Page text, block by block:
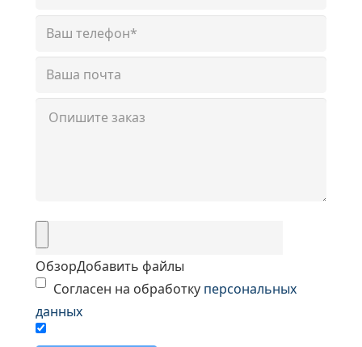
ОбзорДобавить файлы
Согласен на обработку персональных
данных